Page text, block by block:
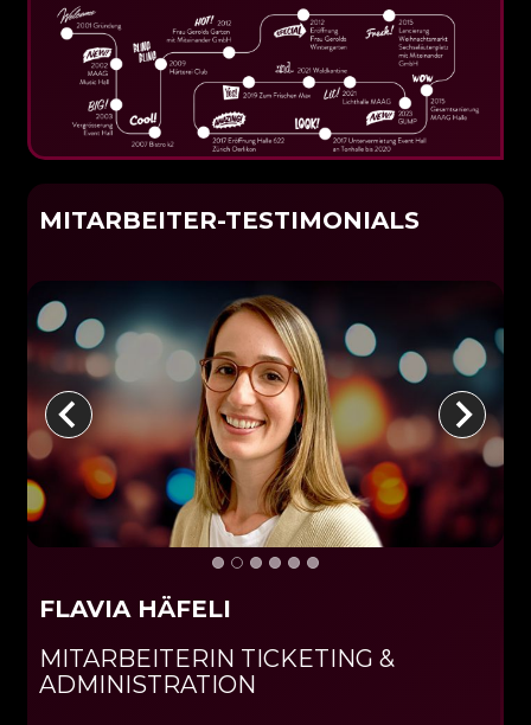
MITARBEITER-TESTIMONIALS
FLAVIA HÄFELI
MITARBEITERIN TICKETING &
ADMINISTRATION